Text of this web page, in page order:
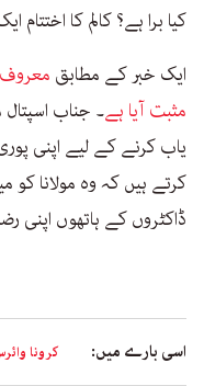
کیا برا ہے؟ کالم کا
ایک خبر کے مطابق معروف
مثبت آیا ہے۔ جناب
یاب کرنے کے لیے اپنی
کرتے ہیں کہ وہ مولانا
ڈاکٹروں کے ہاتھوں اپنی
اسی بارے میں: کرونا